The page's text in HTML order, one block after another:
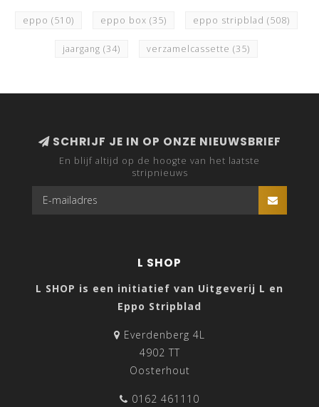
eppo (510) eppo box (35) eppo stripblad (508)
jaargang (34) verzamelcassette (35)
SCHRIJF JE IN OP ONZE NIEUWSBRIEF
En blijf altijd op de hoogte van het laatste
stripnieuws
L SHOP
L SHOP is een initiatief van Uitgeverij L en
Eppo Stripblad
Everdenberg 4L
4902 TT
Oosterhout
0162 461110